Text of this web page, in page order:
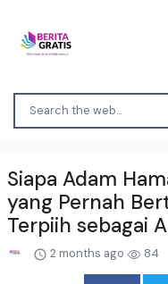
Siapa Adam
yang Pernah
Terpiih sebagai
2 months ago 84